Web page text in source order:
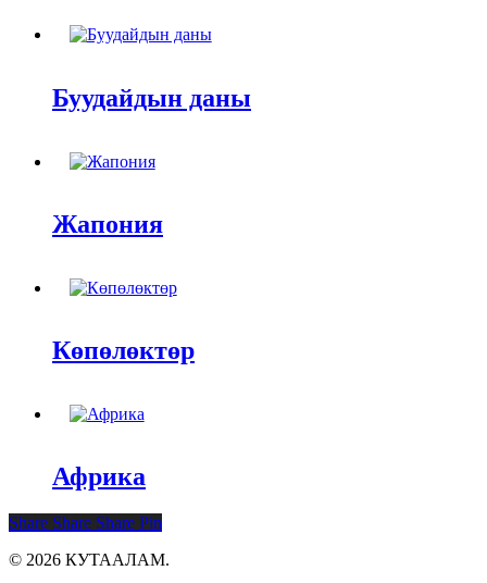
Буудайдын даны
Жапония
Көпөлөктөр
Африка
Share Share Share Pin
© 2026 КУТААЛАМ.